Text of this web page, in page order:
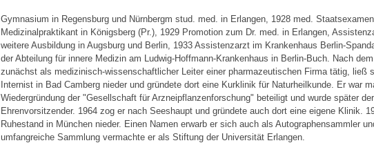
Gymnasium in Regensburg und Nürnbergm stud. med. in Erlangen, 1928 med. Staatsexamen,
Medizinalpraktikant in Königsberg (Pr.), 1929 Promotion zum Dr. med. in Erlangen,
weitere Ausbildung in Augsburg und Berlin, 1933 Assistenzarzt im Krankenhaus Berlin-
der Abteilung für innere Medizin am Ludwig-Hoffmann-Krankenhaus in Berlin-Buch. Nach
zunächst als medizinisch-wissenschaftlicher Leiter einer pharmazeutischen Firma tätig, ließ
Internist in Bad Camberg nieder und gründete dort eine Kurklinik für Naturheilkunde. Er war
Wiedergründung der "Gesellschaft für Arzneipflanzenforschung" beteiligt und wurde später
Ehrenvorsitzender. 1964 zog er nach Seeshaupt und gründete auch dort eine eigene Klinik.
Ruhestand in München nieder. Einen Namen erwarb er sich auch als Autographensammler
umfangreiche Sammlung vermachte er als Stiftung der Universität Erlangen.